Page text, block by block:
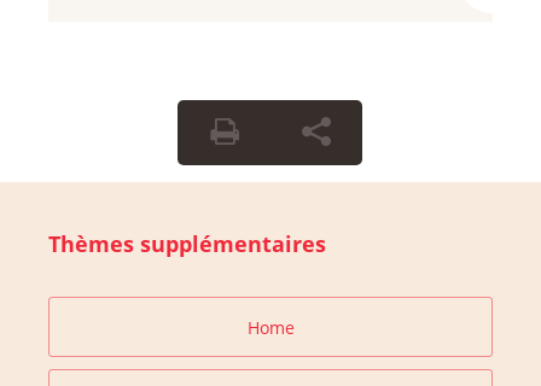
Thèmes supplémentaires
Home